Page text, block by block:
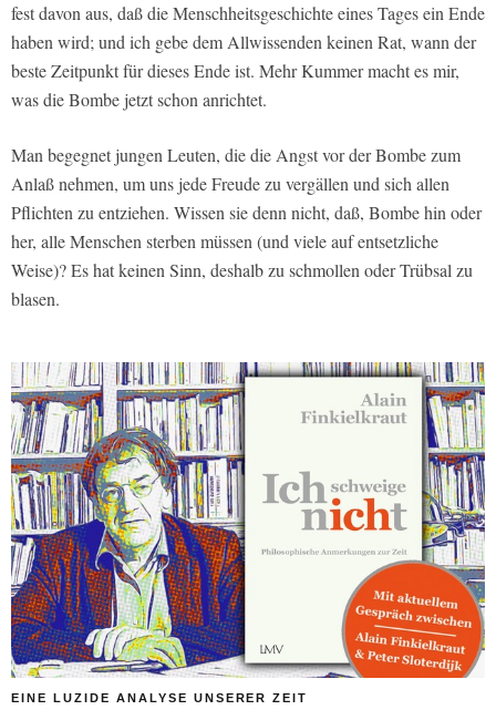
fest davon aus, daß die Menschheitsgeschichte eines Tages ein Ende
haben wird; und ich gebe dem Allwissenden keinen Rat, wann der
beste Zeitpunkt für dieses Ende ist. Mehr Kummer macht es mir,
was die Bombe jetzt schon anrichtet.
Man begegnet jungen Leuten, die die Angst vor der Bombe zum
Anlaß nehmen, um uns jede Freude zu vergällen und sich allen
Pflichten zu entziehen. Wissen sie denn nicht, daß, Bombe hin oder
her, alle Menschen sterben müssen (und viele auf entsetzliche
Weise)? Es hat keinen Sinn, deshalb zu schmollen oder Trübsal zu
blasen.
EINE LUZIDE ANALYSE UNSERER ZEIT